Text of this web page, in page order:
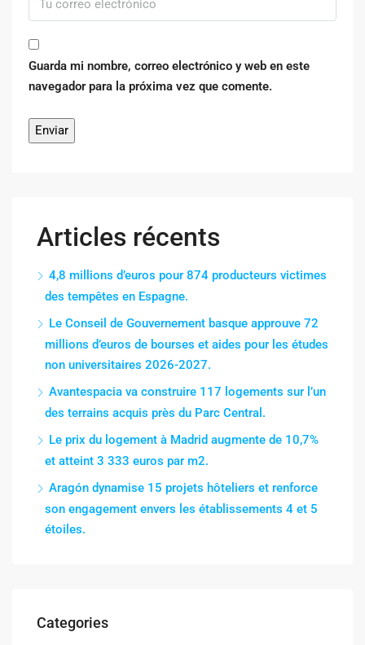
Guarda mi nombre, correo electrónico y web en este
navegador para la próxima vez que comente.
Articles récents
4,8 millions d’euros pour 874 producteurs victimes
des tempêtes en Espagne.
Le Conseil de Gouvernement basque approuve 72
millions d’euros de bourses et aides pour les études
non universitaires 2026-2027.
Avantespacia va construire 117 logements sur l’un
des terrains acquis près du Parc Central.
Le prix du logement à Madrid augmente de 10,7%
et atteint 3 333 euros par m2.
Aragón dynamise 15 projets hôteliers et renforce
son engagement envers les établissements 4 et 5
étoiles.
Categories